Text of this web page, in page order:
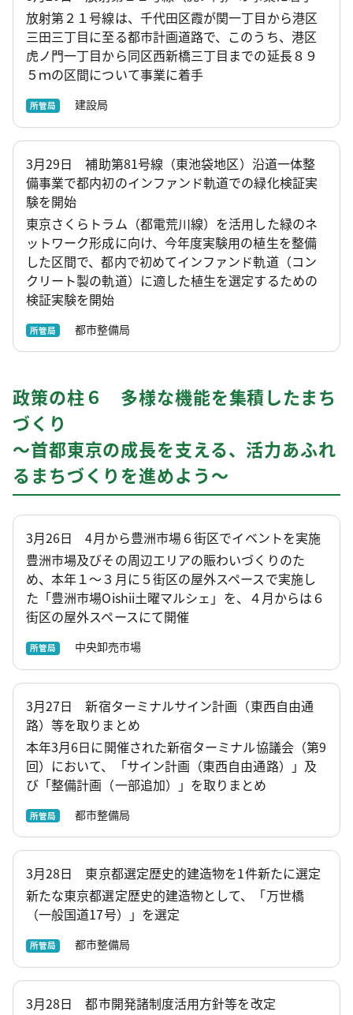
放射第２１号線は、千代田区霞が関一丁目から港区
三田三丁目に至る都市計画道路で、このうち、港区
虎ノ門一丁目から同区西新橋三丁目までの延長８９
５ｍの区間について事業に着手
所管局 建設局
3月29日 補助第81号線（東池袋地区）沿道一体整
備事業で都内初のインファンド軌道での緑化検証実
験を開始
東京さくらトラム（都電荒川線）を活用した緑のネ
ットワーク形成に向け、今年度実験用の植生を整備
した区間で、都内で初めてインファンド軌道（コン
クリート製の軌道）に適した植生を選定するための
検証実験を開始
所管局 都市整備局
政策の柱６ 多様な機能を集積したまち
づくり
～首都東京の成長を支える、活力あふれ
るまちづくりを進めよう～
3月26日 4月から豊洲市場６街区でイベントを実施
豊洲市場及びその周辺エリアの賑わいづくりのた
め、本年１～３月に５街区の屋外スペースで実施し
た「豊洲市場Oishii土曜マルシェ」を、４月からは６
街区の屋外スペースにて開催
所管局 中央卸売市場
3月27日 新宿ターミナルサイン計画（東西自由通
路）等を取りまとめ
本年3月6日に開催された新宿ターミナル協議会（第9
回）において、「サイン計画（東西自由通路）」及
び「整備計画（一部追加）」を取りまとめ
所管局 都市整備局
3月28日 東京都選定歴史的建造物を1件新たに選定
新たな東京都選定歴史的建造物として、「万世橋
（一般国道17号）」を選定
所管局 都市整備局
3月28日 都市開発諸制度活用方針等を改定